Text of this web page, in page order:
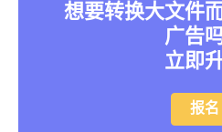
想要转换大文件
广告吗
立即
报名